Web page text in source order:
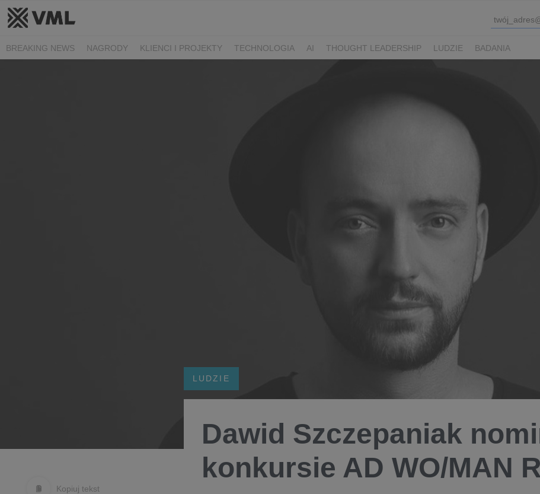
BREAKING NEWS NAGRODY KLIENCI I PROJEKTY TECHNOLOGIA AI THOUGHT LEADERSHIP LUDZIE BADANIA
Kopiuj tekst
LUDZIE
Dawid Szczepaniak
konkursie AD WO/MAN